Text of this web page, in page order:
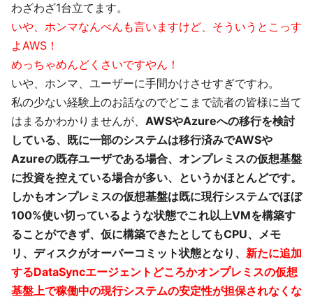
わざわざ1台立てます。
いや、ホンマなんべんも言いますけど、そういうとこっす
よAWS！
めっちゃめんどくさいですやん！
いや、ホンマ、ユーザーに手間かけさせすぎですわ。
私の少ない経験上のお話なのでどこまで読者の皆様に当て
はまるかわかりませんが、 AWSやAzureへの移行を検討
している、既に一部のシステムは移行済みでAWSや
Azureの既存ユーザである場合、オンプレミスの仮想基盤
に投資を控えている場合が多い、というかほとんどです。
しかもオンプレミスの仮想基盤は既に現行システムでほぼ
100%使い切っているような状態でこれ以上VMを構築す
ることができず、仮に構築できたとしてもCPU、メモ
リ、ディスクがオーバーコミット状態となり、 新たに追加
するDataSyncエージェントどころかオンプレミスの仮想
基盤上で稼働中の現行システムの安定性が担保されなくな